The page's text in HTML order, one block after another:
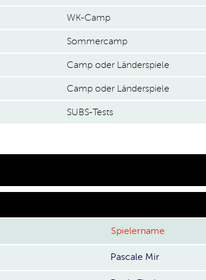
WK-Camp
Sommercamp
Camp oder Länderspiele
Camp oder Länderspiele
SUBS-Tests
Spielername
Pascale Mir